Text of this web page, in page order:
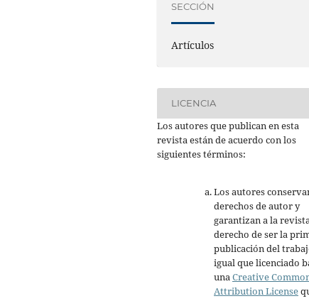
SECCIÓN
Artículos
LICENCIA
Los autores que publican en esta
revista están de acuerdo con los
siguientes términos:
Los autores
derechos de autor y
garantizan a la
derecho de ser la
publicación del
igual que licenciado
unaCreative
Attribution License